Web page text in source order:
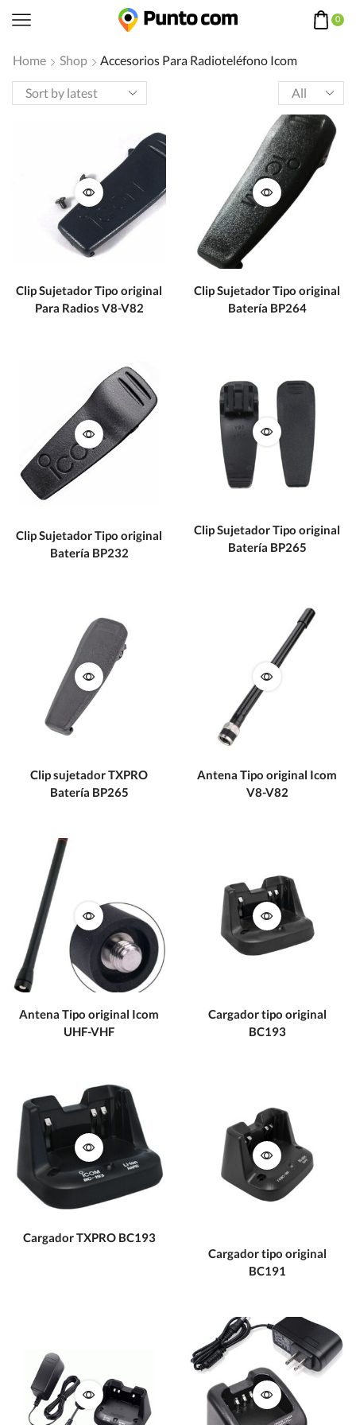
0
Home Shop
Accesorios Para Radioteléfono Icom
Products
per
page
Clip Sujetador Tipo original
Para Radios V8-V82
Clip Sujetador Tipo original
Batería BP264
Clip Sujetador Tipo original
Batería BP232
Clip Sujetador Tipo original
Batería BP265
Clip sujetador TXPRO
Batería BP265
Antena Tipo original Icom
V8-V82
Antena Tipo original Icom
UHF-VHF
Cargador tipo original
BC193
Cargador TXPRO BC193
Cargador tipo original
BC191